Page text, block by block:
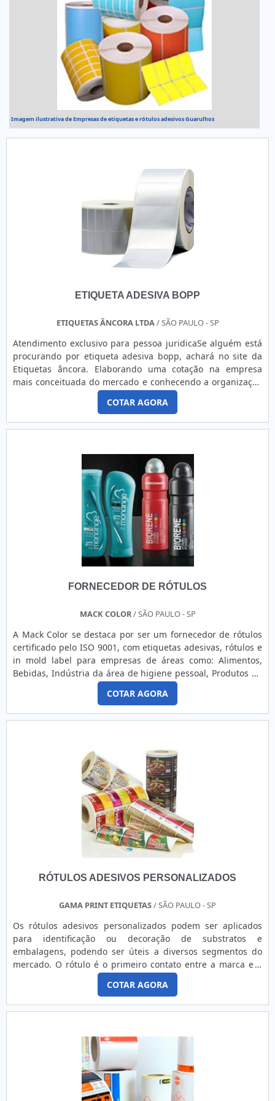
Imagem ilustrativa de Empresas de etiquetas e rótulos adesivos Guarulhos
ETIQUETA ADESIVA BOPP
ETIQUETAS ÂNCORA LTDA/ SÃO PAULO - SP
Atendimento exclusivo para pessoa juridicaSe alguém está
procurando por etiqueta adesiva bopp, achará no site da
Etiquetas âncora. Elaborando uma cotação na empresa
mais conceituada do mercado e conhecendo a organização
mais competente do ramo.É isto! Quando o tema é etiqueta
adesiva bopp, com os profissionais especializados da
Etiquetas âncora obterá ótima qualidade com pagamento
acessível.MAIS DETALHES INTERESSANTES SOBRE ETIQUETA
produzir uma estrutura aos clientes com tecnologia de
ponta e equipamentos de última geração, tudo para
oferecer etiqueta adesiva bopp com ótima qualidadeAinda
focando na qualidade em etiqueta adesiva bopp, mais do
que visar apenas lucratividade, deve oferecer produtos e
serviços que tenham ótima qualidade e precisão , detalhes
primordiais que são deixados de lado por muitas empresas
que não focam na fidelização do cliente .Boas razões pelas
quais a Etiquetas âncora é a melhor opção quando buscar
comercialmente e tecnicamente para melhor atender os
atuação;Trabalhadores de alta qualidade;Escritório de alta
ponta;Equipamentos de última geração.Isso tudo é a razão
pela qual a Etiquetas âncora é Escritório de alta qualidade
onde são realizadas as atividades quando exploramos o
segmento de fabricação de etiquetas. Aqui o foco é
entregar a satisfação da venda à entrega final, com foco
total na qualidade.Nunca podemos perder tempo, faça uma
cotação agora mesmo com nossa equipe para um
para tirar todas as suas dúvidas e melhor atender.AQUI
MAIS INFORMAÇÕES RELEVANTES SOBRE A ETIQUETAS
ÂNCORASomente na Etiquetas âncora é possível encontrar
o que há de melhor em fabricação de etiquetas. Com foco
na experiência dos clientes, oferece itens variados como
Etiquetas personalizadas e Etiqueta com código de barras
com ótima qualidade e precisão.Para uma maior satisfação
dos clientes, a empresa busca investir nos melhores
profissionais do mercado, e em instalações modernas,
garantindo assim, a sua confiança e boa cotação no
mercado. Etiquetas âncora, empresa que tem despontado
no segmento pela seriedade e qualidade que garante uma
entrega de excelência de ponta a ponta
COTAR AGORA
FORNECEDOR DE RÓTULOS
MACK COLOR/ SÃO PAULO - SP
A Mack Color se destaca por ser um fornecedor de rótulos
certificado pelo ISO 9001, com etiquetas adesivas, rótulos e
in mold label para empresas de áreas como: Alimentos,
Bebidas, Indústria da área de higiene pessoal, Produtos de
limpeza, Fábricas de produtos para farmácias (incluindo
suplementos alimentares), Muitas outras. Sobre a Mack
Color Como fornecedor de rótulos especializado, a Mack
Color atende empresas de todo o País. A ....
COTAR AGORA
RÓTULOS ADESIVOS PERSONALIZADOS
GAMA PRINT ETIQUETAS/ SÃO PAULO - SP
Os rótulos adesivos personalizados podem ser aplicados
para identificação ou decoração de substratos e
embalagens, podendo ser úteis a diversos segmentos do
mercado. O rótulo é o primeiro contato entre a marca e o
consumidor, por isso é imprescindível que o mesmo seja
escolhido e elaborado com cuidado, para que os objetivos
sejam alcançados. Indicação de uso Em virtude da
ampliação no mercado, recomenda-se que seja feito um
COTAR AGORA